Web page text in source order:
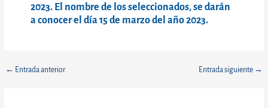
2023. El nombre de los seleccionados, se darán
a conocer el día 15 de marzo del año 2023.
← Entrada anterior Entrada siguiente →